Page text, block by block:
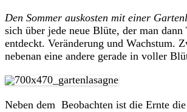
Den Sommer auskosten mit einer
sich über jede neue Blüte, der man
entdeckt. Veränderung und Wachstum.
nebenan eine andere gerade in voller
Neben dem Beobachten ist die Ernte